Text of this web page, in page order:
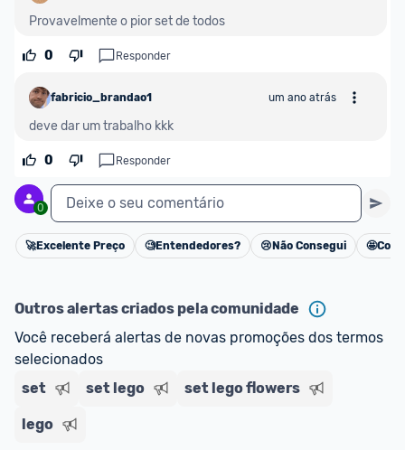
Provavelmente o pior set de todos
0 Responder
fabricio_brandao1 um ano atrás
deve dar um trabalho kkk
0 Responder
0 Deixe o seu comentário
Cancelar
🚀Excelente Preço 🧐Entendedores? 😢 Não Consegui 🤩
Outros alertas criados pela comunidade
Você receberá alertas de novas promoções dos termos
selecionados
set
set lego set lego flowers
lego